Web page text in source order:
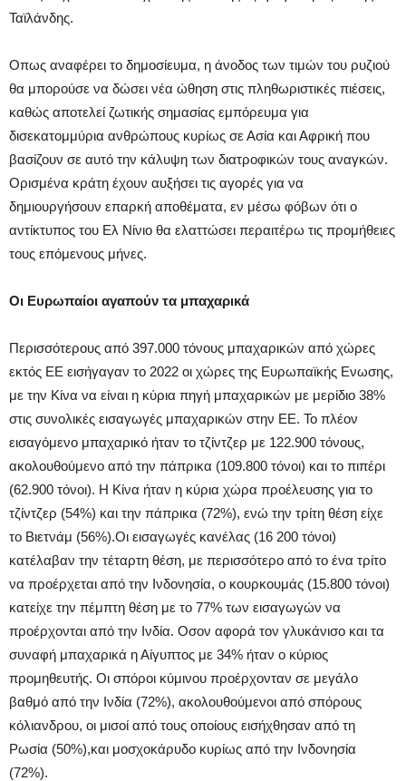
Ταϊλάνδης.
Οπως αναφέρει το δημοσίευμα, η άνοδος των τιμών του ρυζιού
θα μπορούσε να δώσει νέα ώθηση στις πληθωριστικές πιέσεις,
καθώς αποτελεί ζωτικής σημασίας εμπόρευμα για
δισεκατομμύρια ανθρώπους κυρίως σε Ασία και Αφρική που
βασίζουν σε αυτό την κάλυψη των διατροφικών τους αναγκών.
Ορισμένα κράτη έχουν αυξήσει τις αγορές για να
δημιουργήσουν επαρκή αποθέματα, εν μέσω φόβων ότι ο
αντίκτυπος του Ελ Νίνιο θα ελαττώσει περαιτέρω τις προμήθειες
τους επόμενους μήνες.
Οι Ευρωπαίοι αγαπούν τα μπαχαρικά
Περισσότερους από 397.000 τόνους μπαχαρικών από χώρες
εκτός ΕΕ εισήγαγαν το 2022 οι χώρες της Ευρωπαϊκής Ενωσης,
με την Κίνα να είναι η κύρια πηγή μπαχαρικών με μερίδιο 38%
στις συνολικές εισαγωγές μπαχαρικών στην ΕΕ. Το πλέον
εισαγόμενο μπαχαρικό ήταν το τζίντζερ με 122.900 τόνους,
ακολουθούμενο από την πάπρικα (109.800 τόνοι) και το πιπέρι
(62.900 τόνοι). Η Κίνα ήταν η κύρια χώρα προέλευσης για το
τζίντζερ (54%) και την πάπρικα (72%), ενώ την τρίτη θέση είχε
το Βιετνάμ (56%).Οι εισαγωγές κανέλας (16 200 τόνοι)
κατέλαβαν την τέταρτη θέση, με περισσότερο από το ένα τρίτο
να προέρχεται από την Ινδονησία, ο κουρκουμάς (15.800 τόνοι)
κατείχε την πέμπτη θέση με το 77% των εισαγωγών να
προέρχονται από την Ινδία. Οσον αφορά τον γλυκάνισο και τα
συναφή μπαχαρικά η Αίγυπτος με 34% ήταν ο κύριος
προμηθευτής. Οι σπόροι κύμινου προέρχονταν σε μεγάλο
βαθμό από την Ινδία (72%), ακολουθούμενοι από σπόρους
κόλιανδρου, οι μισοί από τους οποίους εισήχθησαν από τη
Ρωσία (50%),και μοσχοκάρυδο κυρίως από την Ινδονησία
(72%).